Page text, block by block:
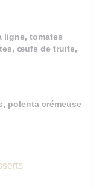
ligne, tomates
œufs de truite,
polenta crémeuse